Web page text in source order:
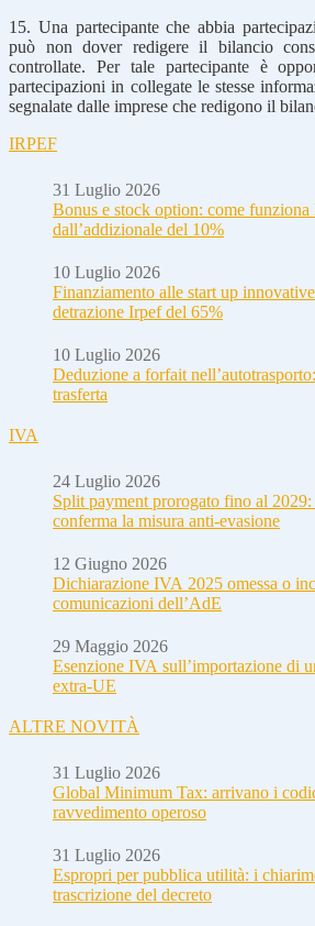
15. Una partecipante che abbia
può non dover redigere il bilancio
controllate. Per tale partecipante è
partecipazioni in collegate le stesse
segnalate dalle imprese che redigono il
IRPEF
31 Luglio 2026
Bonus e stock option: come funziona
dall’addizionale del 10%
10 Luglio 2026
Finanziamento alle start up
detrazione Irpef del 65%
10 Luglio 2026
Deduzione a forfait
trasferta
IVA
24 Luglio 2026
Split payment prorogato fino al 2029:
conferma la misura anti-evasione
12 Giugno 2026
Dichiarazione IVA 2025 omessa o
comunicazioni dell’AdE
29 Maggio 2026
Esenzione IVA sull’importazione di
extra-UE
ALTRE NOVITÀ
31 Luglio 2026
Global Minimum Tax: arrivano i
ravvedimento operoso
31 Luglio 2026
Espropri per pubblica utilità: i
trascrizione del decreto